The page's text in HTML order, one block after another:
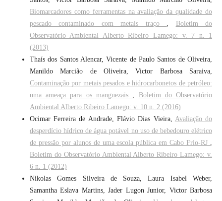
Biomarcadores como ferramentas na avaliação da qualidade do
pescado contaminado com metais traço
Boletim do
Observatório Ambiental Alberto Ribeiro Lamego: v. 7 n. 1
(2013)
Thaís dos Santos Alencar, Vicente de Paulo Santos de Oliveira,
Manildo Marcião de Oliveira, Victor Barbosa Saraiva,
Contaminação por metais pesados e hidrocarbonetos de petróleo:
uma ameaça para os manguezais
Boletim do Observatório
Ambiental Alberto Ribeiro Lamego: v. 10 n. 2 (2016)
Ocimar Ferreira de Andrade, Flávio Dias Vieira, Avaliação do
desperdício hídrico de água potável no uso de bebedouro elétrico
de pressão por alunos de uma escola pública em Cabo Frio-RJ
Boletim do Observatório Ambiental Alberto Ribeiro Lamego: v.
6 n. 1 (2012)
Nikolas Gomes Silveira de Souza, Laura Isabel Weber,
Samantha Eslava Martins, Jader Lugon Junior, Victor Barbosa